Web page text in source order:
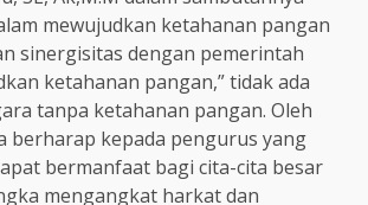
mewujudkan ketahanan pangan
sinergisitas dengan pemerintah
ketahanan pangan,” tidak ada
tanpa ketahanan pangan. Oleh
berharap kepada pengurus yang
bermanfaat bagi cita-cita besar
mengangkat harkat dan